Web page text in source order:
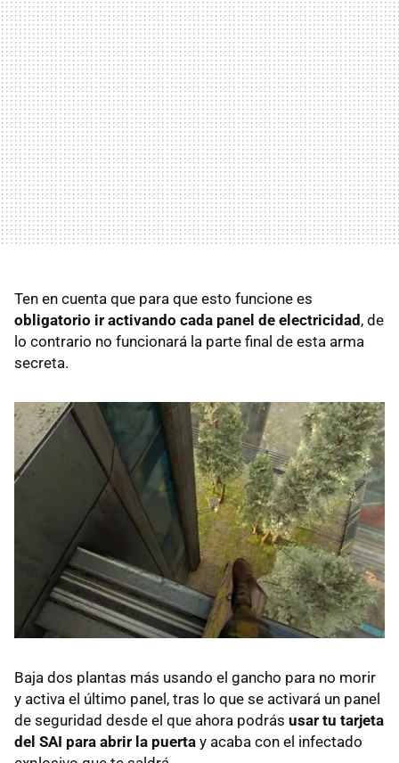
Ten en cuenta que para que esto funcione es
obligatorio ir activando cada panel de electricidad , de
lo contrario no funcionará la parte final de esta arma
secreta.
Baja dos plantas más usando el gancho para no morir
y activa el último panel, tras lo que se activará un panel
de seguridad desde el que ahora podrás usar tu tarjeta
del SAI para abrir la puerta y acaba con el infectado